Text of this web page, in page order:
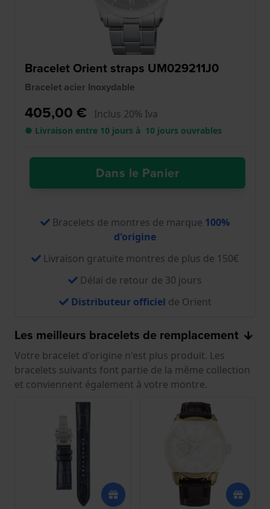
Bracelet Orient straps UM029211J0
Bracelet acier Inoxydable
405,00 € Inclus 20% Iva
● Livraison entre 10 jours à 10 jours ouvrables
Dans le Panier
Bracelets de montres de marque 100%
d'origine
Livraison gratuite montres de plus de 150€
Délai de retour de 30 jours
Distributeur officiel de Orient
Les meilleurs bracelets de remplacement
Votre bracelet d'origine n'est plus produit. Les
bracelets suivants font partie de la même collection
et conviennent également à votre montre.